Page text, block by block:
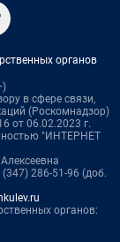
органов
в сфере связи,
(Роскомнадзор)
от 06.02.2023 г.
"ИНТЕРНЕТ
286-51-96 (доб.
органов: